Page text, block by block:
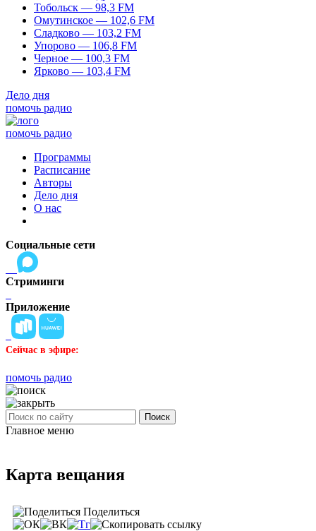
Тобольск — 98,3 FM
Омутинское — 102,6 FM
Сладково — 103,2 FM
Упорово — 106,8 FM
Черное — 100,3 FM
Ярково — 103,4 FM
Дело дня
помочь радио
помочь радио
Программы
Расписание
Авторы
Дело дня
О нас
Социальные сети
Стриминги
Приложение
Сейчас в эфире:
помочь радио
Поиск
Главное меню
Карта вещания
Поделиться